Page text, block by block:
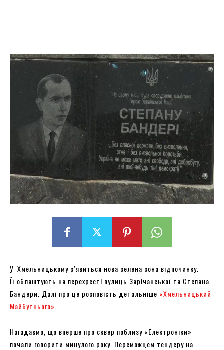
У Хмельницькому з’явиться нова зелена зона відпочинку.
Її облаштують на перехресті вулиць Зарічанської та Степана
Бандери. Далі про це розповість детальніше «Хмельницький
Майбутнього»
Нагадаємо, що вперше про сквер поблизу «Електроніки»
почали говорити минулого року. Переможцем тендеру на